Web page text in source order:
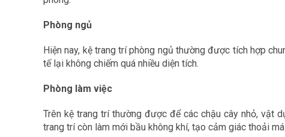
Phòng ngủ
Hiện nay, kệ trang trí phòng ngủ thường được tích hợp
tế lại không chiếm quá nhiều diện tích.
Phòng làm việc
Trên kệ trang trí thường được để các chậu cây nhỏ, vật
trang trí còn làm mới bầu không khí, tạo cảm giác thoải